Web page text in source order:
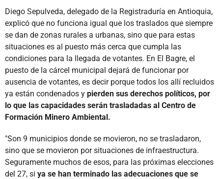
Diego Sepulveda, delegado de la Registraduría en Antioquia,
explicó que no funciona igual que los traslados que siempre
se dan de zonas rurales a urbanas, sino que para estas
situaciones es al puesto más cerca que cumpla las
condiciones para la llegada de votantes. En El Bagre, el
puesto de la cárcel municipal dejará de funcionar por
ausencia de votantes, es decir porque todos los allí recluidos
ya están condenados y pierden sus derechos políticos, por
lo que las capacidades serán trasladadas al Centro de
Formación Minero Ambiental.
"Son 9 municipios donde se movieron, no se trasladaron,
sino que se movieron por situaciones de infraestructura.
Seguramente muchos de esos, para las próximas elecciones
del 27, si ya se han terminado las adecuaciones que se